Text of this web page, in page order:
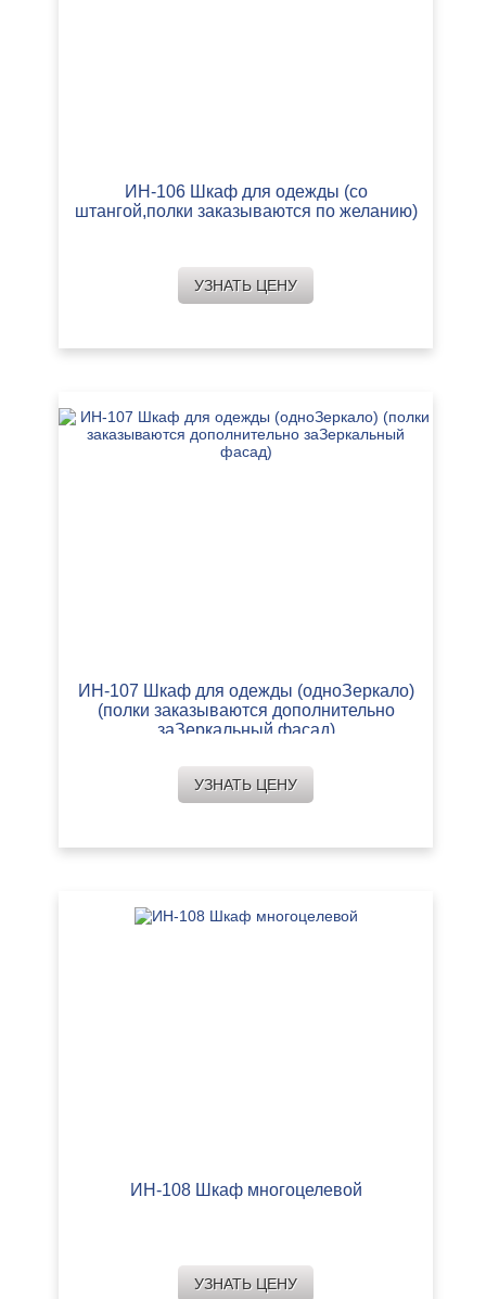
ИН-106 Шкаф для одежды (со
штангой,полки заказываются по желанию)
УЗНАТЬ ЦЕНУ
ИН-107 Шкаф для одежды (одноЗеркало)
(полки заказываются дополнительно
заЗеркальный фасад)
УЗНАТЬ ЦЕНУ
ИН-108 Шкаф многоцелевой
УЗНАТЬ ЦЕНУ